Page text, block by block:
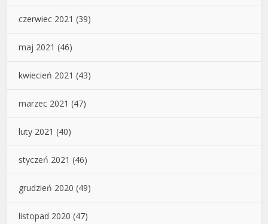
czerwiec 2021 (39)
maj 2021 (46)
kwiecień 2021 (43)
marzec 2021 (47)
luty 2021 (40)
styczeń 2021 (46)
grudzień 2020 (49)
listopad 2020 (47)